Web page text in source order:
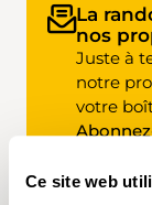
Ce site web
et se
visiter, il
de tir. Si
sont
inventer
mais sans
dresse
on trouve
le Rifugio
peut y
expérience.
La
nos
Juste à
notre
votre